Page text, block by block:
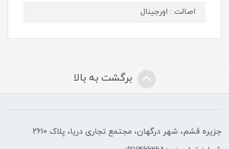
اصالت : اورجینال
برگشت به بالا
جزیره قشم، شهر درگهان، مجتمع تجاری دریا، پلاک 2610